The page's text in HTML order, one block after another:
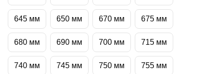
645 мм 650 мм 670 мм 675 мм
680 мм 690 мм 700 мм 715 мм
740 мм 745 мм 750 мм 755 мм